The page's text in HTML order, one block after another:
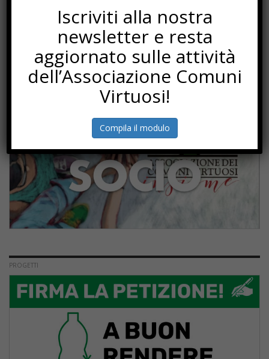
Torna Sapere Comune
SOTTOSCRIZIONI
PROGETTI
Iscriviti alla nostra
newsletter e resta
aggiornato sulle attività
dell’Associazione Comuni
Virtuosi!
Compila il modulo